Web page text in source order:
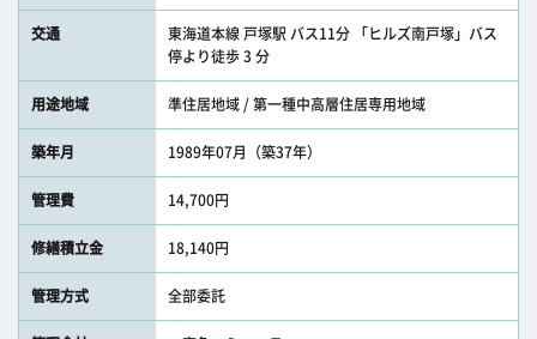
交通
東海道本線 戸塚駅 バス11分 「ヒルズ南戸塚」バス
停より徒歩 3 分
用途地域 準住居地域 / 第一種中高層住居専用地域
築年月 1989年07月（築37年）
管理費 14,700円
修繕積立金 18,140円
管理方式 全部委託